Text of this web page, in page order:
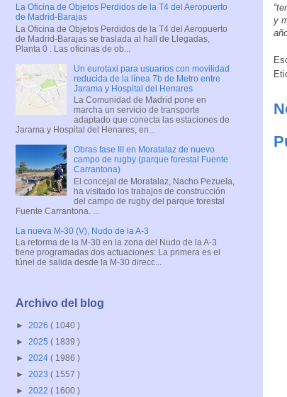
y
La Oficina de Objetos Perdidos de la T4 del Aeropuerto
de Madrid-Barajas
La Oficina de Objetos Perdidos de la T4 del Aeropuerto
de Madrid-Barajas se traslada al hall de Llegadas,
Planta 0 . Las oficinas de ob...
Un eurotaxi para usuarios con movilidad
reducida de la línea 7b de Metro entre
Jarama y Hospital del Henares
La Comunidad de Madrid pone en
marcha un servicio de transporte
adaptado que conecta las estaciones de
Jarama y Hospital del Henares, en...
Obras fase III en Moratalaz de nuevo
campo de rugby (parque forestal Fuente
Carrantona)
El concejal de Moratalaz, Nacho Pezuela,
ha visitado los trabajos de construcción
del campo de rugby del parque forestal
Fuente Carrantona. ...
La nueva M-30 (V), Nudo de la A-3
La reforma de la M-30 en la zona del Nudo de la A-3
tiene programadas dos actuaciones: La primera es el
túnel de salida desde la M-30 direcc...
Archivo del blog
► 2026 ( 1040 )
► 2025 ( 1839 )
► 2024 ( 1986 )
► 2023 ( 1557 )
► 2022 ( 1600 )